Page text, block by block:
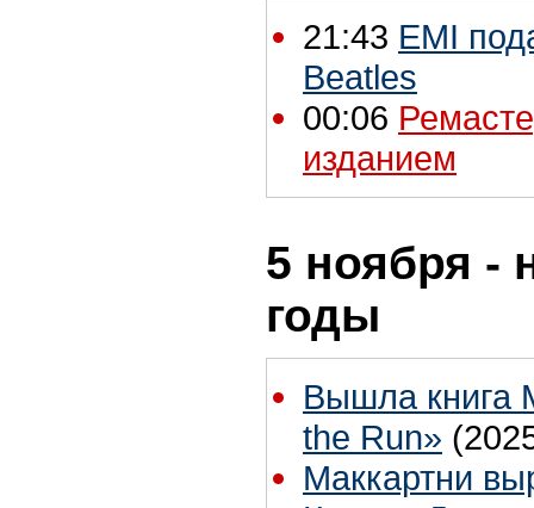
21:43 EMI
Beatles
00:06
изданием
5 ноября -
годы
Вышла книга
the Run»
Маккартни